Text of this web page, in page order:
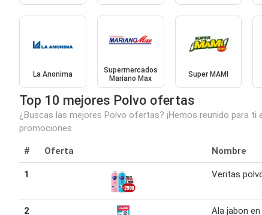
La Anonima
Supermercados
Mariano Max
Super MAMI
Top 10 mejores Polvo ofertas
¿Buscas las mejores Polvo ofertas? ¡Hemos reunido para
promociones.
# Oferta Nombre
1 Veritas
2 Ala jabon